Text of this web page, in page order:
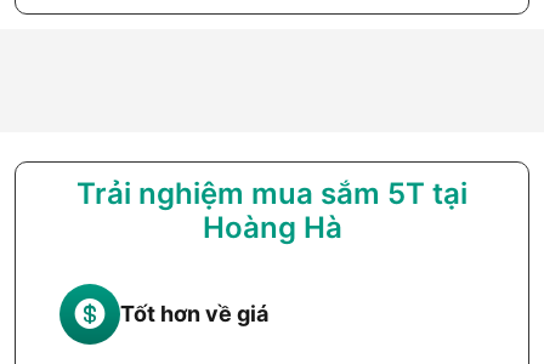
Trải nghiệm mua sắm 5T tại
Hoàng Hà
Tốt hơn về giá